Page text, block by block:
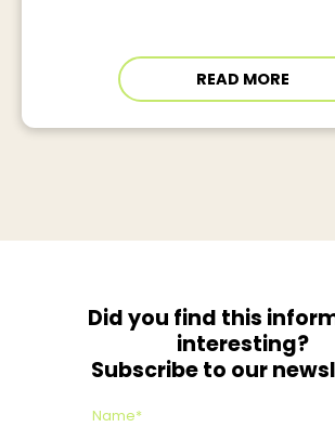
READ MORE
Did you find this
interesting?
Subscribe to our
Name*